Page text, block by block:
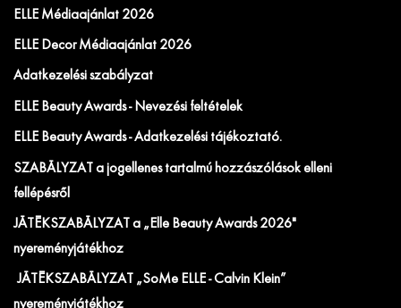
ELLE Médiaajánlat 2026
ELLE Decor Médiaajánlat 2026
Adatkezelési szabályzat
ELLE Beauty Awards - Nevezési feltételek
ELLE Beauty Awards - Adatkezelési tájékoztató.
SZABÁLYZAT a jogellenes tartalmú hozzászólások elleni
fellépésről
JÁTÉKSZABÁLYZAT a „Elle Beauty Awards 2026"
nyereményjátékhoz
JÁTÉKSZABÁLYZAT „SoMe ELLE - Calvin Klein”
nyereményjátékhoz